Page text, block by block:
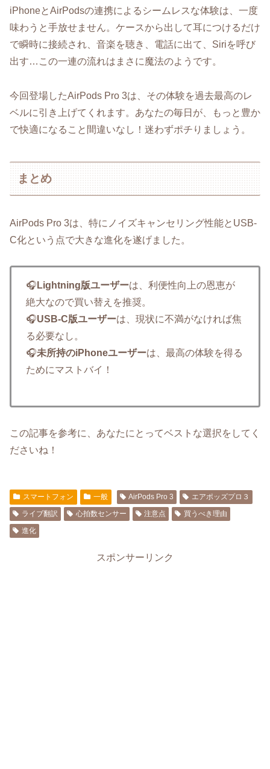
iPhoneとAirPodsの連携によるシームレスな体験は、一度
味わうと手放せません。ケースから出して耳につけるだけ
で瞬時に接続され、音楽を聴き、電話に出て、Siriを呼び
出す…この一連の流れはまさに魔法のようです。
今回登場したAirPods Pro 3は、その体験を過去最高のレ
ベルに引き上げてくれます。あなたの毎日が、もっと豊か
で快適になること間違いなし！迷わずポチりましょう。
まとめ
AirPods Pro 3は、特にノイズキャンセリング性能とUSB-
C化という点で大きな進化を遂げました。
🎧️ Lightning版ユーザーは、利便性向上の恩恵が
絶大なので買い替えを推奨。
🎧️USB-C版ユーザーは、現状に不満がなければ焦
る必要なし。
🎧️未所持のiPhoneユーザーは、最高の体験を得る
ためにマストバイ！
この記事を参考に、あなたにとってベストな選択をしてく
ださいね！
スマートフォン 一般 AirPods Pro 3
エアポッズプロ３
ライブ翻訳
心拍数センサー 注意点
買うべき理由
進化
スポンサーリンク